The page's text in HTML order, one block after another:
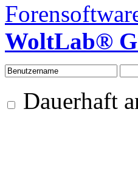
WoltLab®
Dauerhaft